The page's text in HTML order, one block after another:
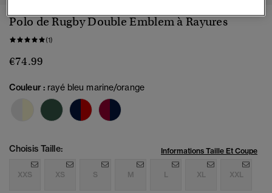
Polo de Rugby Double Emblem à Rayures
(1)
€74.99
Couleur : rayé bleu marine/orange
Choisis Taille: Informations Taille Et Coupe
XXS XS S M L XL XXL